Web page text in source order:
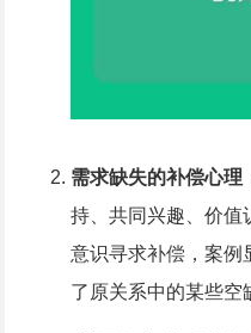
需求缺失的补偿心理
持、共同兴趣、价值
意识寻求补偿，案例
了原关系中的某些空